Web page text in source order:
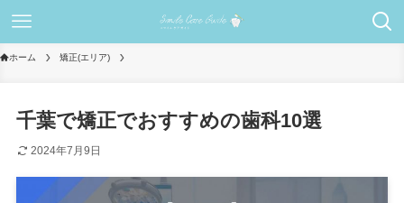
ホーム 矯正(エリア)
千葉で矯正でおすすめの歯科10選
2024年7月9日